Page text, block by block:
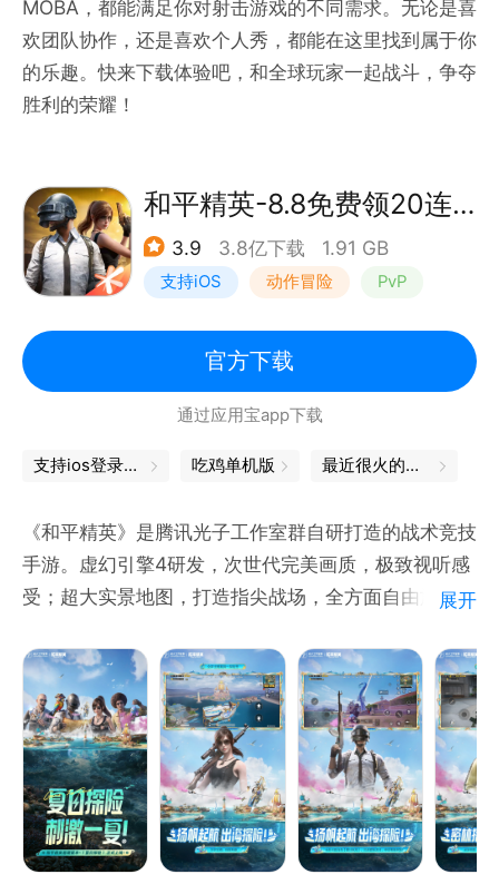
MOBA，都能满足你对射击游戏的不同需求。无论是喜
欢团队协作，还是喜欢个人秀，都能在这里找到属于你
的乐趣。快来下载体验吧，和全球玩家一起战斗，争夺
胜利的荣耀！
和平精英-8.8免费领20连抽
3.9 3.8亿下载 1.91 GB
支持iOS 动作冒险 PvP
官方下载
通过应用宝app下载
支持ios登录，畅玩ios服 吃鸡单机版 最近很火的游戏
《和平精英》是腾讯光子工作室群自研打造的战术竞技
手游。虚幻引擎4研发，次世代完美画质，极致视听感
受；超大实景地图，打造指尖战场，全方面自由施展战
一键组队，语音开黑；腾讯光子工作室群超过300人团
队研发，给您带来一场震撼的竞技体验。
展开